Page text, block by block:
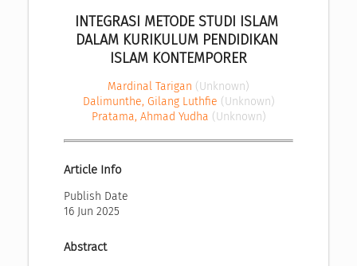
INTEGRASI METODE STUDI ISLAM
DALAM KURIKULUM PENDIDIKAN
ISLAM KONTEMPORER
Mardinal Tarigan (Unknown)
Dalimunthe, Gilang Luthfie (Unknown)
Pratama, Ahmad Yudha (Unknown)
Article Info
Publish Date
16 Jun 2025
Abstract